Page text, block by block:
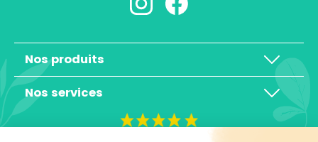
Nos produits
Nos services